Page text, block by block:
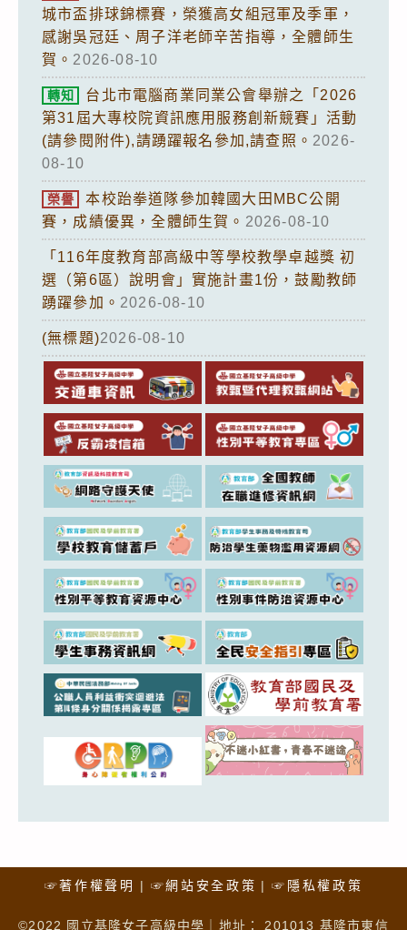
城市盃排球錦標賽，榮獲高女組冠軍及季軍，
感謝吳冠廷、周子洋老師辛苦指導，全體師生
賀。 2026-08-10
轉知
台北市電腦商業同業公會舉辦之「2026
第31屆大專校院資訊應用服務創新競賽」活動
(請參閱附件),請踴躍報名參加,請查照。 2026-
08-10
榮譽
本校跆拳道隊參加韓國大田MBC公開
賽，成績優異，全體師生賀。 2026-08-10
「116年度教育部高級中等學校教學卓越獎 初
選（第6區）說明會」實施計畫1份，鼓勵教師
踴躍參加。 2026-08-10
(無標題)2026-08-10
☞著作權聲明 ☞網站安全政策 ☞隱私權政策
©2022 國立基隆女子高級中學｜地址： 201013 基隆市東信